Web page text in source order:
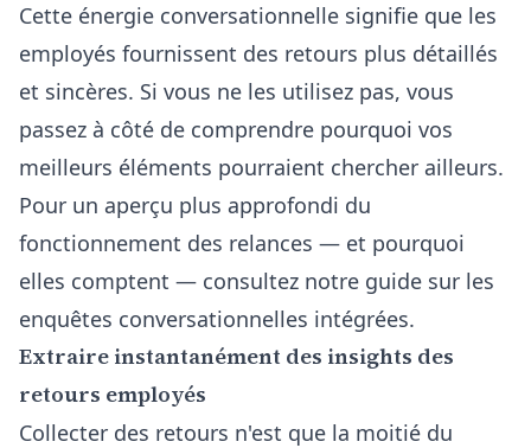
Cette énergie conversationnelle signifie que les
employés fournissent des retours plus détaillés
et sincères. Si vous ne les utilisez pas, vous
passez à côté de comprendre pourquoi vos
meilleurs éléments pourraient chercher ailleurs.
Pour un aperçu plus approfondi du
fonctionnement des relances — et pourquoi
elles comptent — consultez notre guide sur les
enquêtes conversationnelles intégrées.
Extraire instantanément des insights des
retours employés
Collecter des retours n'est que la moitié du